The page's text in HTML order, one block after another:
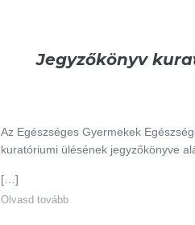
Jegyzőkönyv
Az Egészséges Gyermekek
kuratóriumi ülésének jegyzőkönyve
[…]
Olvasd tovább